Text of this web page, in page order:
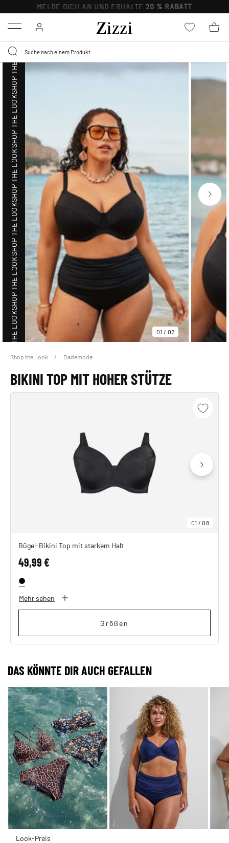
MELDE DICH AN UND ERHALTE 20 % RABATT
Menu
01 / 02
SHOP THE LOOK
SHOP THE LOOK
SHOP THE LOOK
SHOP THE LOOK
SHOP THE LOOK
SHOP THE LOOK
SHOP THE LOOK
SHOP THE LOOK
Shop the Look Bademode
BIKINI TOP MIT HOHER STÜTZE
01 /08
Bügel-Bikini Top mit starkem Halt
49,99 €
Mehr sehen
Größen
DAS KÖNNTE DIR AUCH GEFALLEN
Look-Preis